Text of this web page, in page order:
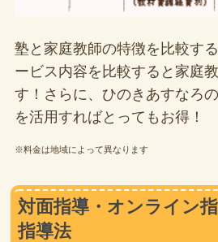
塾と家庭教師の特徴を比較す
ービス内容を比較すると家庭
す！さらに、ひのきあすなろ
を活用すればとってもお得！
※料金は地域によって異なります
対面指導・オンライン
指導法